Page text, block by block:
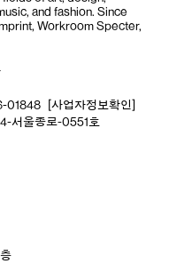
and fashion. Since
Workroom Specter,
01848
[사업자정보확인]
서울종로-0551호